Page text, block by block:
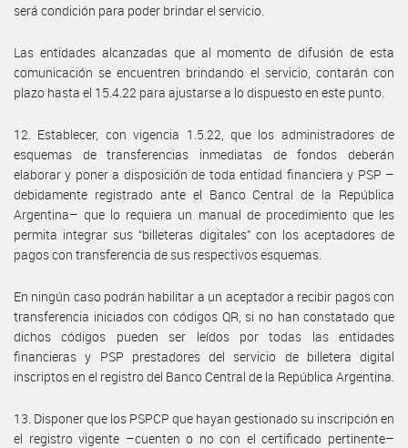
será condición para poder brindar el servicio.
Las entidades alcanzadas que al momento de difusión de esta
comunicación se encuentren brindando el servicio, contarán con
plazo hasta el 15.4.22 para ajustarse a lo dispuesto en este punto.
12. Establecer, con vigencia 1.5.22, que los administradores de
esquemas de transferencias inmediatas de fondos deberán
elaborar y poner a disposición de toda entidad financiera y PSP –
debidamente registrado ante el Banco Central de la República
Argentina– que lo requiera un manual de procedimiento que les
permita integrar sus “billeteras digitales” con los aceptadores de
pagos con transferencia de sus respectivos esquemas.
En ningún caso podrán habilitar a un aceptador a recibir pagos con
transferencia iniciados con códigos QR, si no han constatado que
dichos códigos pueden ser leídos por todas las entidades
financieras y PSP prestadores del servicio de billetera digital
inscriptos en el registro del Banco Central de la República Argentina.
13. Disponer que los PSPCP que hayan gestionado su inscripción en
el registro vigente –cuenten o no con el certificado pertinente–